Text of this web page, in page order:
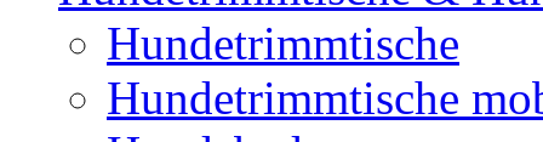
Hundetrimmtische
Hundetrimmtische